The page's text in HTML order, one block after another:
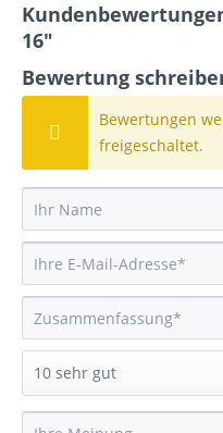
16"
Bewertung
Bewertungen
freigeschaltet.